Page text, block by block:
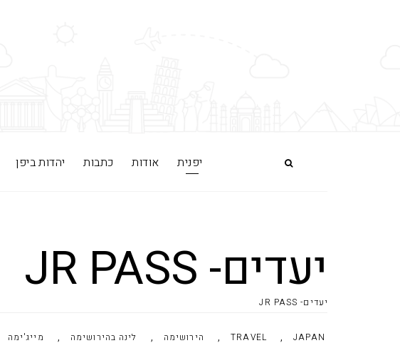
יפנית אודות כתבות יהדות ביפן
יעדים- JR PASS
יעדים- JR PASS
JAPAN
,
TRAVEL
, הירושימה , לינה בהירושימה , מייג'ימה